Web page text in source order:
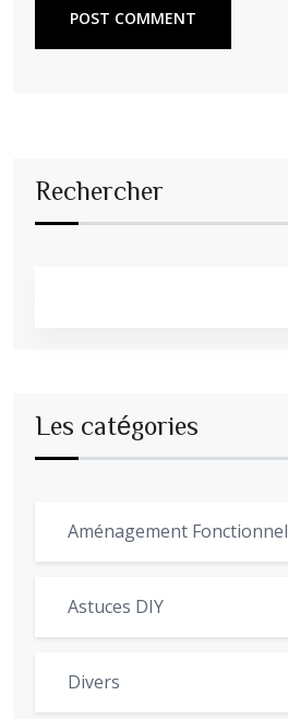
POST COMMENT
Rechercher
Les catégories
Aménagement Fonctionnel
Astuces DIY
Divers